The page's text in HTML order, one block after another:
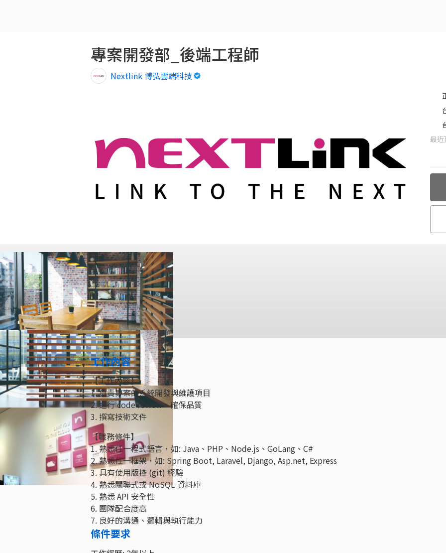
專案開發部_後端工程師
Nextlink 博弘雲端科技
最
工作內容
【工作內容】
1. 負責專案的系統開發與維護項目
2. 進行 code review，確保品質
3. 撰寫技術文件
【職務條件】
1. 熟悉任一程式語言，如: Java、PHP、Node.js、GoLang、C#
2. 熟悉任一框架，如: Spring Boot, Laravel, Django, Asp.net, Express
3. 具有使用版控 (git) 經驗
4. 熟悉關聯式或 NoSQL 資料庫
5. 熟悉 API 安全性
6. 團隊配合度高
7. 良好的溝通、邏輯與執行能力
條件要求